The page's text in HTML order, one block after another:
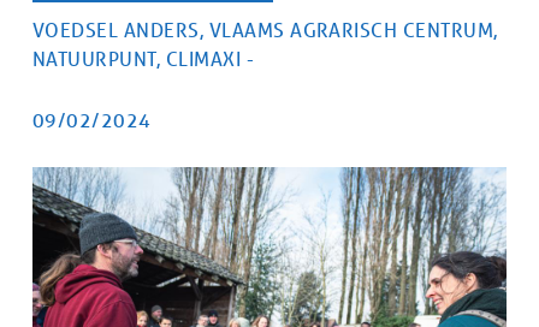
Artikel
doelgroep
AUTEUR
VOEDSEL ANDERS, VLAAMS AGRARISCH CENTRUM,
NATUURPUNT, CLIMAXI -
PUBLICATIEDATUM
09/02/2024
Afbeelding
Afbeelding